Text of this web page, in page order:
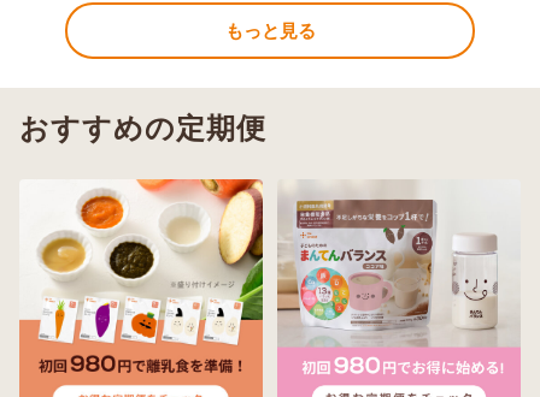
もっと見る
おすすめの定期便